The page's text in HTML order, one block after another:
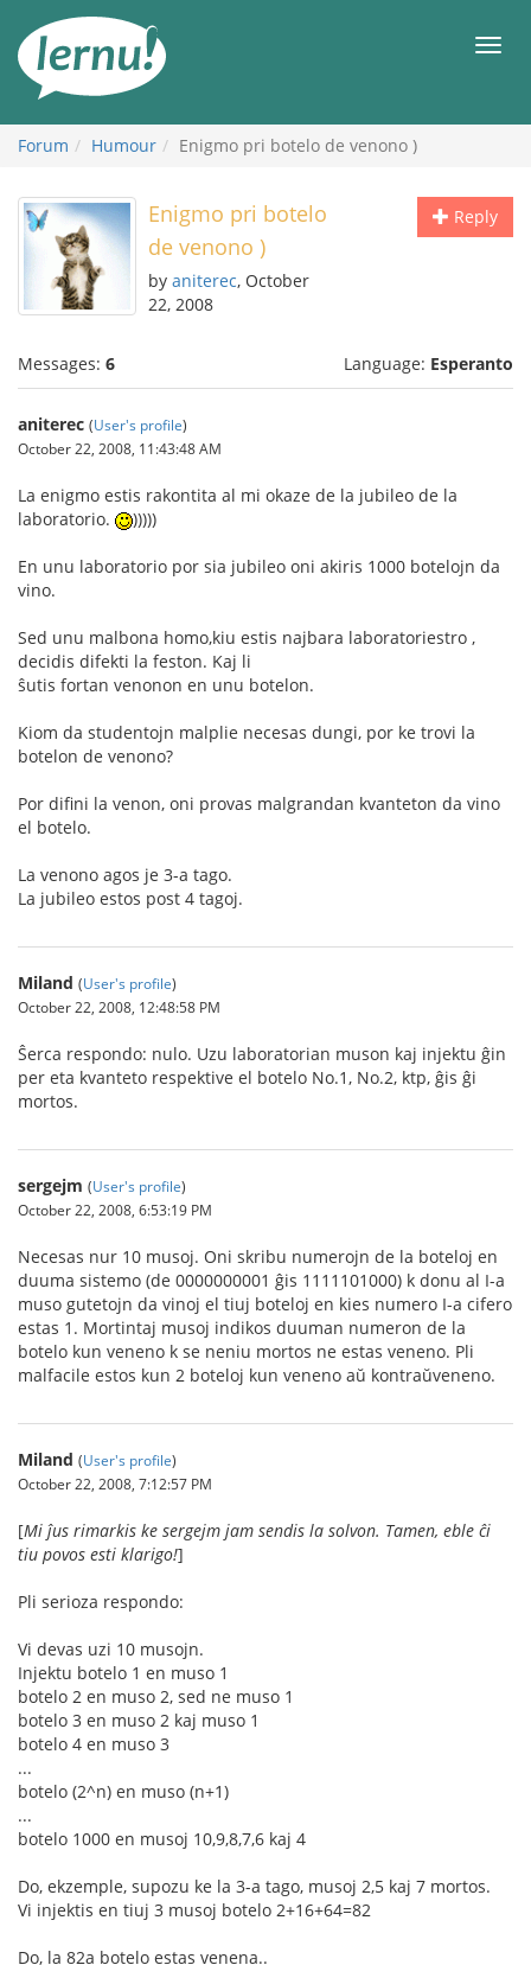
the
content
Forum Humour Enigmo pri botelo de venono )
Reply
Enigmo pri botelo
de venono )
by aniterec, October
22, 2008
Messages: 6 Language: Esperanto
aniterec (User's profile)
October 22, 2008, 11:43:48 AM
La enigmo estis rakontita al mi okaze de la jubileo de la
laboratorio.
)))))
En unu laboratorio por sia jubileo oni akiris 1000 botelojn da
vino.
Sed unu malbona homo,kiu estis najbara laboratoriestro ,
decidis difekti la feston. Kaj li
ŝutis fortan venonon en unu botelon.
Kiom da studentojn malplie necesas dungi, por ke trovi la
botelon de venono?
Por difini la venon, oni provas malgrandan kvanteton da vino
el botelo.
La venono agos je 3-a tago.
La jubileo estos post 4 tagoj.
Miland (User's profile)
October 22, 2008, 12:48:58 PM
Ŝerca respondo: nulo. Uzu laboratorian muson kaj injektu ĝin
per eta kvanteto respektive el botelo No.1, No.2, ktp, ĝis ĝi
mortos.
sergejm (User's profile)
October 22, 2008, 6:53:19 PM
Necesas nur 10 musoj. Oni skribu numerojn de la boteloj en
duuma sistemo (de 0000000001 ĝis 1111101000) k donu al I-a
muso gutetojn da vinoj el tiuj boteloj en kies numero I-a cifero
estas 1. Mortintaj musoj indikos duuman numeron de la
botelo kun veneno k se neniu mortos ne estas veneno. Pli
malfacile estos kun 2 boteloj kun veneno aŭ kontraŭveneno.
Miland (User's profile)
October 22, 2008, 7:12:57 PM
[Mi ĵus rimarkis ke sergejm jam sendis la solvon. Tamen, eble ĉi
tiu povos esti klarigo!]
Pli serioza respondo:
Vi devas uzi 10 musojn.
Injektu botelo 1 en muso 1
botelo 2 en muso 2, sed ne muso 1
botelo 3 en muso 2 kaj muso 1
botelo 4 en muso 3
...
botelo (2^n) en muso (n+1)
...
botelo 1000 en musoj 10,9,8,7,6 kaj 4
Do, ekzemple, supozu ke la 3-a tago, musoj 2,5 kaj 7 mortos.
Vi injektis en tiuj 3 musoj botelo 2+16+64=82
Do, la 82a botelo estas venena..